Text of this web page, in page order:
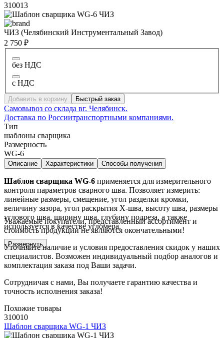
310013
ЧИЗ (Челябинский Инструментальный Завод)
2 750 ₽
без НДС
с НДС
Добавить в корзину Быстрый заказ
Самовывоз со склада вг. Челябинск.
Доставка по Россиитранспортными компаниями.
Тип
шаблоны сварщика
Размерность
WG-6
Описание Характеристики Способы получения
Шаблон сварщика WG-6 применяется для измерительного
контроля параметров сварного шва. Позволяет измерить:
линейные размеры, смещение, угол разделки кромки,
величину зазора, угол раскрытия Х-шва, высоту шва, размеры
углового шва, ширину шва, глубину подреза, а также
используется в качестве угломера.
Развернуть
Уважаемые покупатели, представленный ассортимент и
стоимость продукции не являются окончательными!
Уточняйте наличие и условия предоставления скидок у наших
специалистов. Возможен индивидуальный подбор аналогов и
комплектация заказа под Ваши задачи.
Сотрудничая с нами, Вы получаете гарантию качества и
точность исполнения заказа!
Похожие товары
310010
Шаблон сварщика WG-1 ЧИЗ